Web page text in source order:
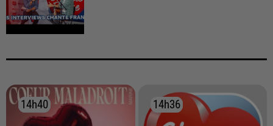
14h40
14h40 14h36
14h36